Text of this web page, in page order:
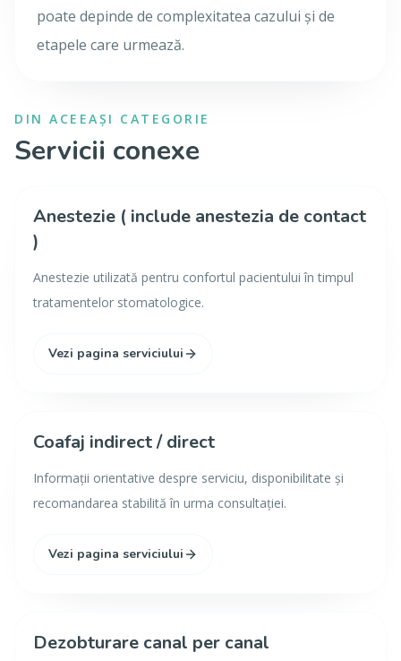
poate depinde de complexitatea cazului și de
etapele care urmează.
DIN ACEEAȘI CATEGORIE
Servicii conexe
Anestezie ( include anestezia de contact
)
Anestezie utilizată pentru confortul pacientului în timpul
tratamentelor stomatologice.
Vezi pagina serviciului
Coafaj indirect / direct
Informații orientative despre serviciu, disponibilitate și
recomandarea stabilită în urma consultației.
Vezi pagina serviciului
Dezobturare canal per canal